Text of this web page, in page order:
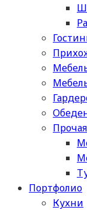
Портфолио
Кухни